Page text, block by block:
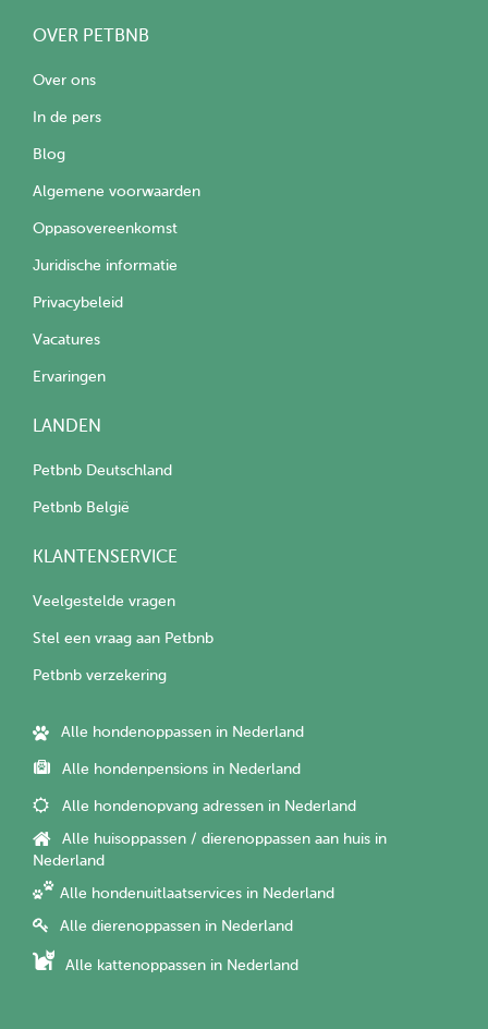
OVER PETBNB
Over ons
In de pers
Blog
Algemene voorwaarden
Oppasovereenkomst
Juridische informatie
Privacybeleid
Vacatures
Ervaringen
LANDEN
Petbnb Deutschland
Petbnb België
KLANTENSERVICE
Veelgestelde vragen
Stel een vraag aan Petbnb
Petbnb verzekering
Alle hondenoppassen in Nederland
Alle hondenpensions in Nederland
Alle hondenopvang adressen in Nederland
Alle huisoppassen / dierenoppassen aan huis in
Nederland
Alle hondenuitlaatservices in Nederland
Alle dierenoppassen in Nederland
Alle kattenoppassen in Nederland